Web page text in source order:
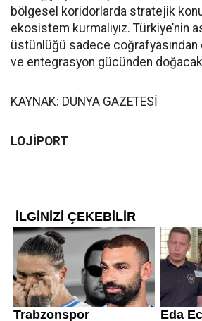
bölgesel koridorlarda stratejik
ekosistem kurmalıyız. Türkiye’nin
üstünlüğü sadece coğrafyasından
ve entegrasyon gücünden
KAYNAK: DÜNYA GAZETESİ
LOJİPORT